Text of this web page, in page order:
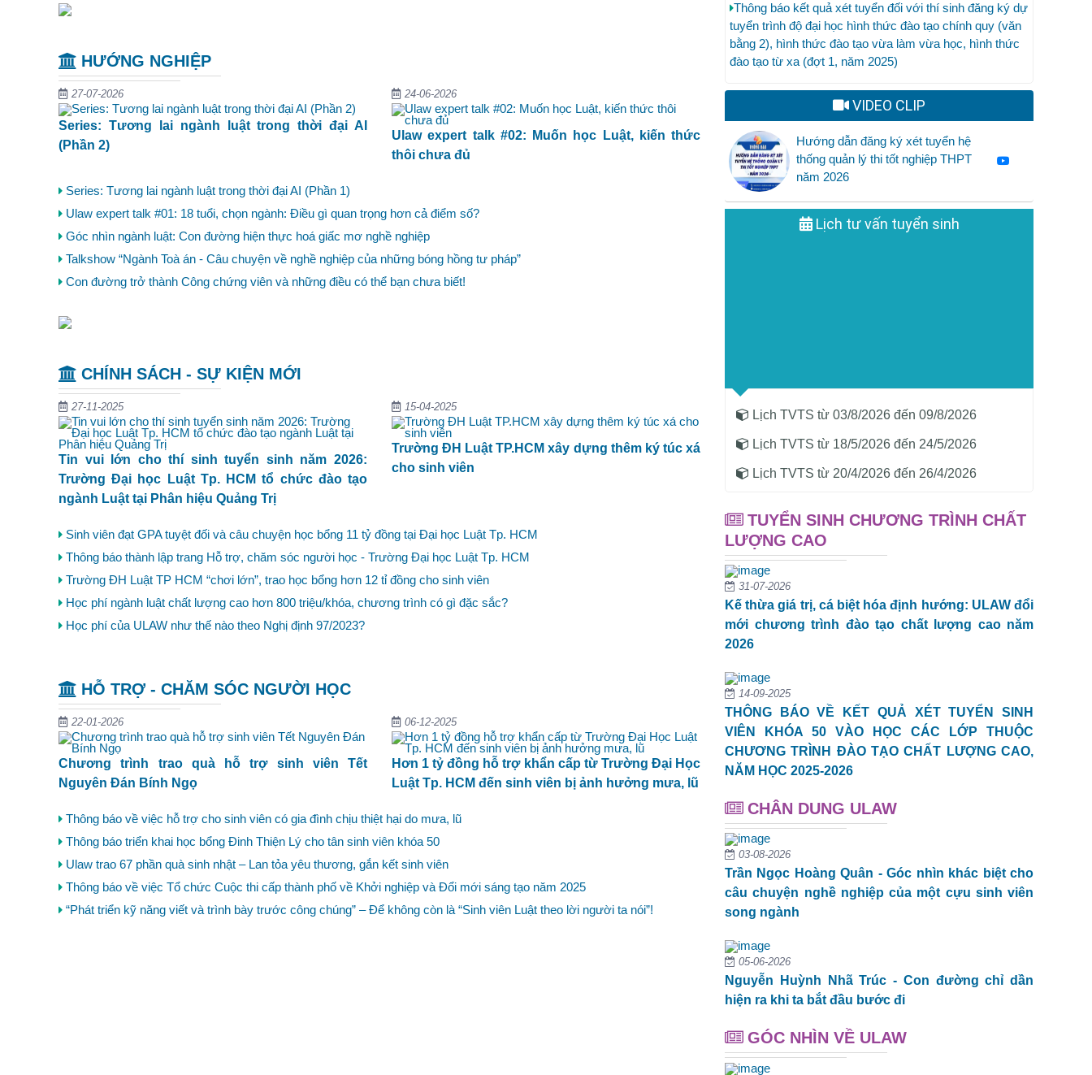
HƯỚNG NGHIỆP
27-07-2026
Series: Tương lai ngành luật trong thời đại AI
(Phần 2)
24-06-2026
Ulaw expert talk #02: Muốn học Luật, kiến thức
thôi chưa đủ
Series: Tương lai ngành luật trong thời đại AI (Phần 1)
Ulaw expert talk #01: 18 tuổi, chọn ngành: Điều gì quan trọng hơn cả điểm số?
Góc nhìn ngành luật: Con đường hiện thực hoá giấc mơ nghề nghiệp
Talkshow “Ngành Toà án - Câu chuyện về nghề nghiệp của những bóng hồng tư pháp”
Con đường trở thành Công chứng viên và những điều có thể bạn chưa biết!
CHÍNH SÁCH - SỰ KIỆN MỚI
27-11-2025
Tin vui lớn cho thí sinh tuyển sinh năm 2026:
Trường Đại học Luật Tp. HCM tổ chức đào tạo
ngành Luật tại Phân hiệu Quảng Trị
15-04-2025
Trường ĐH Luật TP.HCM xây dựng thêm ký túc xá
cho sinh viên
Sinh viên đạt GPA tuyệt đối và câu chuyện học bổng 11 tỷ đồng tại Đại học Luật Tp. HCM
Thông báo thành lập trang Hỗ trợ, chăm sóc người học - Trường Đại học Luật Tp. HCM
Trường ĐH Luật TP HCM “chơi lớn”, trao học bổng hơn 12 tỉ đồng cho sinh viên
Học phí ngành luật chất lượng cao hơn 800 triệu/khóa, chương trình có gì đặc sắc?
Học phí của ULAW như thế nào theo Nghị định 97/2023?
HỖ TRỢ - CHĂM SÓC NGƯỜI HỌC
22-01-2026
Chương trình trao quà hỗ trợ sinh viên Tết
Nguyên Đán Bính Ngọ
06-12-2025
Hơn 1 tỷ đồng hỗ trợ khẩn cấp từ Trường Đại Học
Luật Tp. HCM đến sinh viên bị ảnh hưởng mưa, lũ
Thông báo về việc hỗ trợ cho sinh viên có gia đình chịu thiệt hại do mưa, lũ
Thông báo triển khai học bổng Đinh Thiện Lý cho tân sinh viên khóa 50
Ulaw trao 67 phần quà sinh nhật – Lan tỏa yêu thương, gắn kết sinh viên
Thông báo về việc Tổ chức Cuộc thi cấp thành phố về Khởi nghiệp và Đổi mới sáng tạo năm 2025
“Phát triển kỹ năng viết và trình bày trước công chúng” – Để không còn là “Sinh viên Luật theo lời người ta nói”!
Thông báo kết quả xét tuyển đối với thí sinh đăng ký dự
tuyển trình độ đại học hình thức đào tạo chính quy (văn
bằng 2), hình thức đào tạo vừa làm vừa học, hình thức
đào tạo từ xa (đợt 1, năm 2025)
VIDEO CLIP
Hướng dẫn đăng ký xét tuyển hệ
thống quản lý thi tốt nghiệp THPT
năm 2026
Lịch tư vấn tuyển sinh
Lịch TVTS từ 03/8/2026 đến 09/8/2026
Lịch TVTS từ 18/5/2026 đến 24/5/2026
Lịch TVTS từ 20/4/2026 đến 26/4/2026
TUYỂN SINH CHƯƠNG TRÌNH CHẤT
LƯỢNG CAO
31-07-2026
Kế thừa giá trị, cá biệt hóa định hướng: ULAW đổi
mới chương trình đào tạo chất lượng cao năm
2026
14-09-2025
THÔNG BÁO VỀ KẾT QUẢ XÉT TUYỂN SINH
VIÊN KHÓA 50 VÀO HỌC CÁC LỚP THUỘC
CHƯƠNG TRÌNH ĐÀO TẠO CHẤT LƯỢNG CAO,
NĂM HỌC 2025-2026
CHÂN DUNG ULAW
03-08-2026
Trần Ngọc Hoàng Quân - Góc nhìn khác biệt cho
câu chuyện nghề nghiệp của một cựu sinh viên
song ngành
05-06-2026
Nguyễn Huỳnh Nhã Trúc - Con đường chỉ dần
hiện ra khi ta bắt đầu bước đi
GÓC NHÌN VỀ ULAW